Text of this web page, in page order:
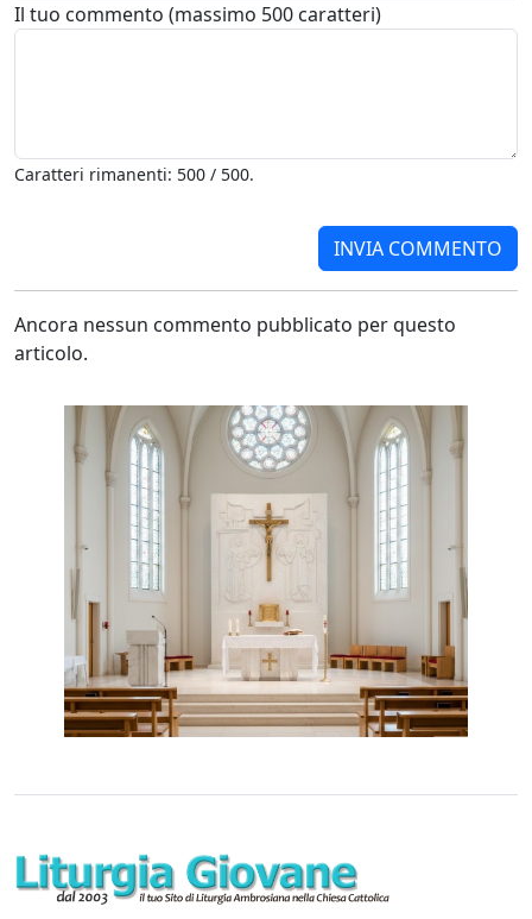
Il tuo commento (massimo 500 caratteri)
Caratteri rimanenti: 500 / 500.
Ancora nessun commento pubblicato per questo
articolo.